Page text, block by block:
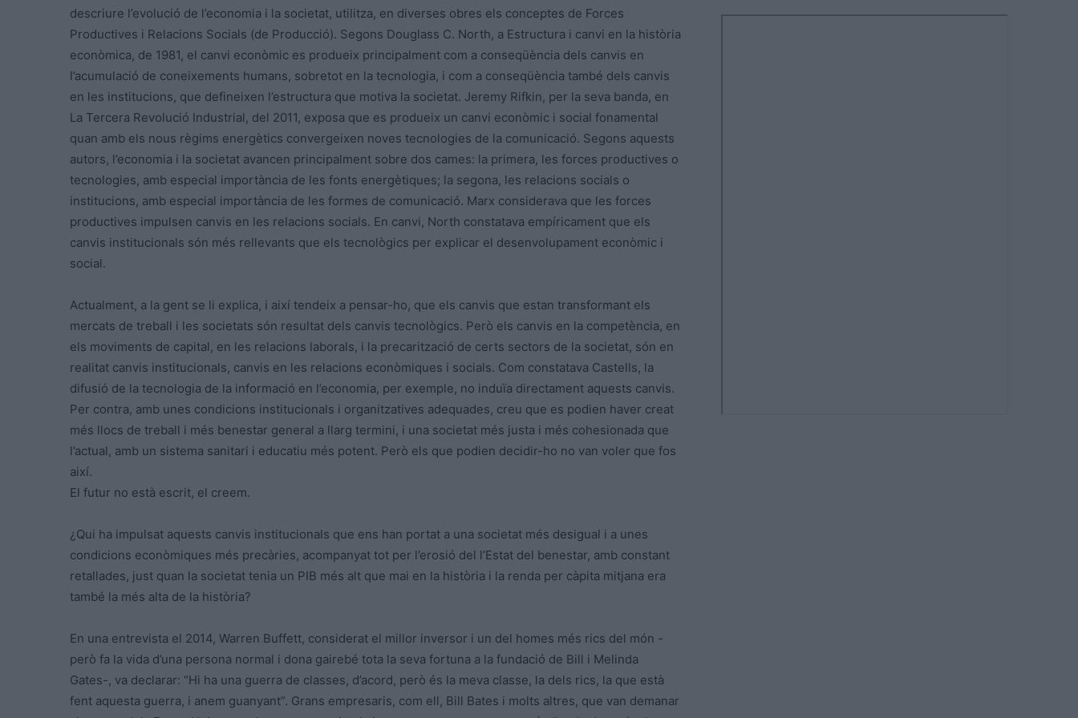
descriure l’evolució de l’economia i la societat, utilitza, en diverses obres els conceptes de Forces
Productives i Relacions Socials (de Producció). Segons Douglass C. North, a Estructura i canvi en la història
econòmica, de 1981, el canvi econòmic es produeix principalment com a conseqüència dels canvis en
l’acumulació de coneixements humans, sobretot en la tecnologia, i com a conseqüència també dels canvis
en les institucions, que defineixen l’estructura que motiva la societat. Jeremy Rifkin, per la seva banda, en
La Tercera Revolució Industrial, del 2011, exposa que es produeix un canvi econòmic i social fonamental
quan amb els nous règims energètics convergeixen noves tecnologies de la comunicació. Segons aquests
autors, l’economia i la societat avancen principalment sobre dos cames: la primera, les forces productives o
tecnologies, amb especial importància de les fonts energètiques; la segona, les relacions socials o
institucions, amb especial importància de les formes de comunicació. Marx considerava que les forces
productives impulsen canvis en les relacions socials. En canvi, North constatava empíricament que els
canvis institucionals són més rellevants que els tecnològics per explicar el desenvolupament econòmic i
social.
Actualment, a la gent se li explica, i així tendeix a pensar-ho, que els canvis que estan transformant els
mercats de treball i les societats són resultat dels canvis tecnològics. Però els canvis en la competència, en
els moviments de capital, en les relacions laborals, i la precarització de certs sectors de la societat, són en
realitat canvis institucionals, canvis en les relacions econòmiques i socials. Com constatava Castells, la
difusió de la tecnologia de la informació en l’economia, per exemple, no induïa directament aquests canvis.
Per contra, amb unes condicions institucionals i organitzatives adequades, creu que es podien haver creat
més llocs de treball i més benestar general a llarg termini, i una societat més justa i més cohesionada que
l’actual, amb un sistema sanitari i educatiu més potent. Però els que podien decidir-ho no van voler que fos
així.
El futur no està escrit, el creem.
¿Qui ha impulsat aquests canvis institucionals que ens han portat a una societat més desigual i a unes
condicions econòmiques més precàries, acompanyat tot per l’erosió del l’Estat del benestar, amb constant
retallades, just quan la societat tenia un PIB més alt que mai en la història i la renda per càpita mitjana era
també la més alta de la història?
En una entrevista el 2014, Warren Buffett, considerat el millor inversor i un del homes més rics del món -
però fa la vida d’una persona normal i dona gairebé tota la seva fortuna a la fundació de Bill i Melinda
Gates-, va declarar: “Hi ha una guerra de classes, d’acord, però és la meva classe, la dels rics, la que està
fent aquesta guerra, i anem guanyant”. Grans empresaris, com ell, Bill Bates i molts altres, que van demanar